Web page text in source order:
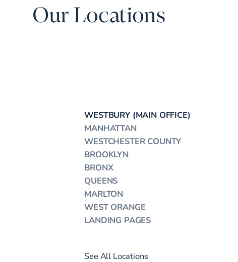
Our Locations
WESTBURY (MAIN OFFICE)
MANHATTAN
WESTCHESTER COUNTY
BROOKLYN
BRONX
QUEENS
MARLTON
WEST ORANGE
LANDING PAGES
See All Locations